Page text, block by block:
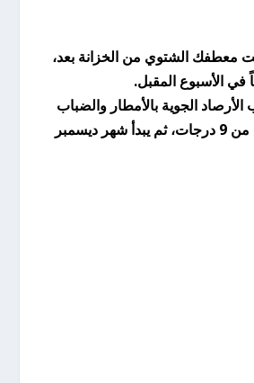
معطفك الشتوي من الخزانة بعد،
الأسبوع المقبل.
الجوية بالأمطار والضباب
ودرجات حرارة أقل من 9 درجات، ثم يبدأ شهر ديسمبر